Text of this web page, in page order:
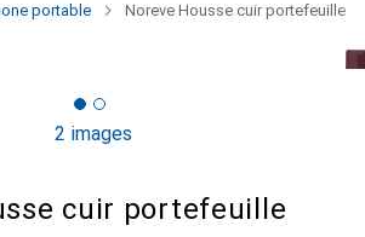
portable Noreve Housse cuir portefeuille
2 images
cuir portefeuille